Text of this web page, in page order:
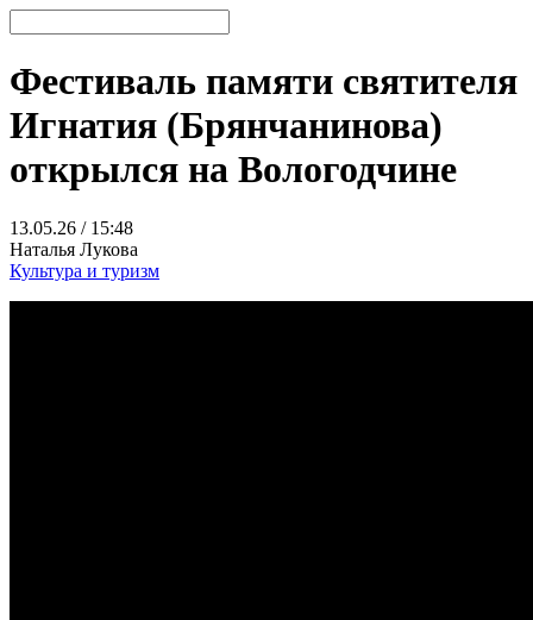
Фестиваль памяти святителя
Игнатия (Брянчанинова)
открылся на Вологодчине
13.05.26 / 15:48
Наталья Лукова
Культура и туризм